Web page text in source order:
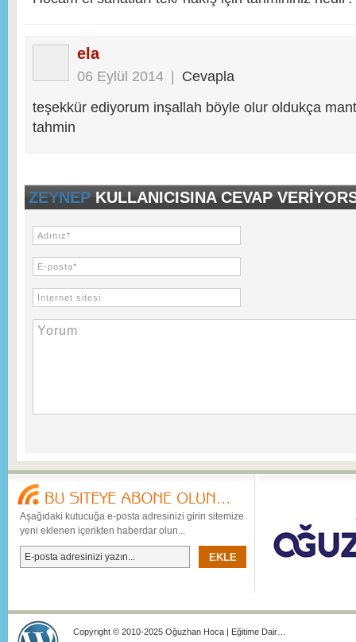
ela
06 Eylül 2014 | Cevapla
teşekkür ediyorum inşallah böyle olur oldukça
tahmin
ZEYNEP KULLANICISINA CEVAP
Aşağıdaki kutucuğa e-posta adresinizi girin sitemize
yeni eklenen içerikten haberdar olun...
Copyright © 2010-2025 Oğuzhan Hoca | Eğitime Dair…